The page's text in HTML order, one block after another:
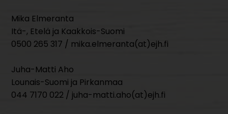
Mika Elmeranta
Itä-, Etelä ja Kaakkois-Suomi
0500 265 317 / mika.elmeranta(at)ejh.fi
Juha-Matti Aho
Lounais-Suomi ja Pirkanmaa
044 7170 022 / juha-matti.aho(at)ejh.fi